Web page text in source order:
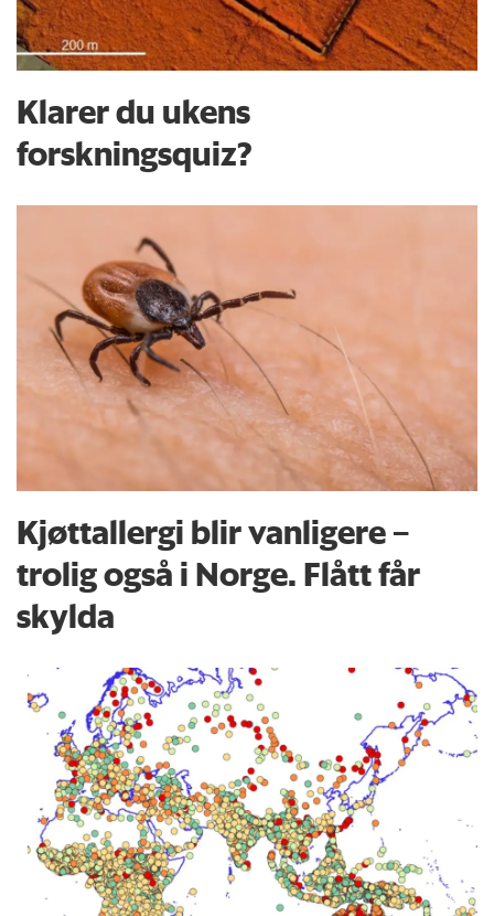
Klarer du ukens
forskningsquiz?
Kjøttallergi blir vanligere –
trolig også i Norge. Flått får
skylda